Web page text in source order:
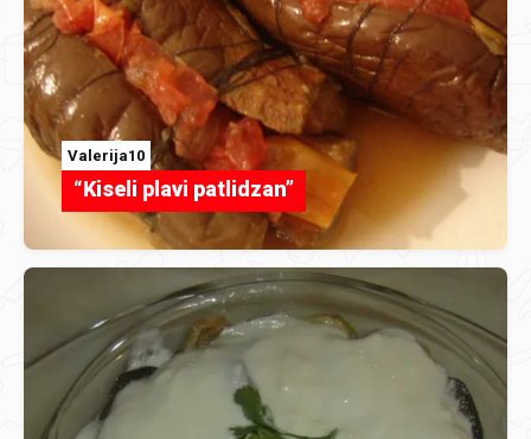
Valerija10
“Kiseli plavi patlidzan”